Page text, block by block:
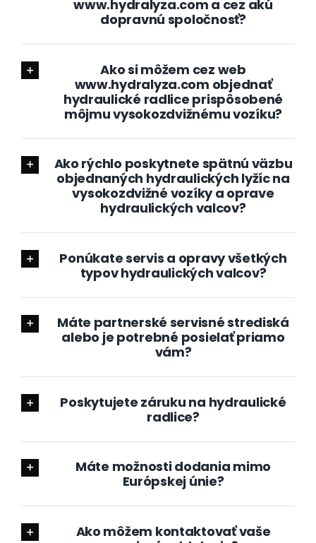
www.hydralyza.com a cez akú
dopravnú spoločnosť?
Ako si môžem cez web
www.hydralyza.com objednať
hydraulické radlice prispôsobené
môjmu vysokozdvižnému vozíku?
Ako rýchlo poskytnete spätnú väzbu
objednaných hydraulických lyžíc na
vysokozdvižné vozíky a oprave
hydraulických valcov?
Ponúkate servis a opravy všetkých
typov hydraulických valcov?
Máte partnerské servisné strediská
alebo je potrebné posielať priamo
vám?
Poskytujete záruku na hydraulické
radlice?
Máte možnosti dodania mimo
Európskej únie?
Ako môžem kontaktovať vaše